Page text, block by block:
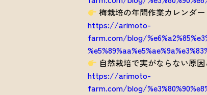
梅栽培の年間作業カレンダー
https://arimoto-
farm.com/blog/
自然栽培で実がならない原因
https://arimoto-
farm.com/blog/